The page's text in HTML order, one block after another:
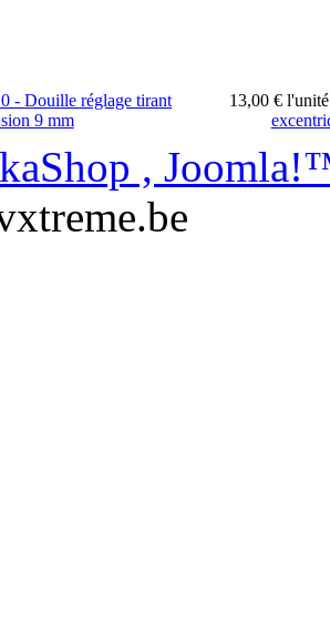
- Douille réglage tirant
9 mm
13,00 € l'unité
,